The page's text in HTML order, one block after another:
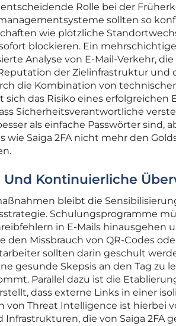
Rolle bei der
sollten so
wie plötzliche
blockieren. Ein
Analyse von E-Mail-Verkehr,
der Zielinfrastruktur und
die Kombination von
sich das Risiko eines erfolgreichen
Sicherheitsverantwortliche
als einfache Passwörter sind,
wie Saiga 2FA nicht mehr den
Kontinuierliche
bleibt die
Schulungsprogramme
in E-Mails hinausgehen
den Missbrauch von QR-Codes
sollten darin geschult
gesunde Skepsis an den Tag zu
Parallel dazu ist die
dass externe Links in einer
von Threat Intelligence ist hierbei
die von Saiga 2FA